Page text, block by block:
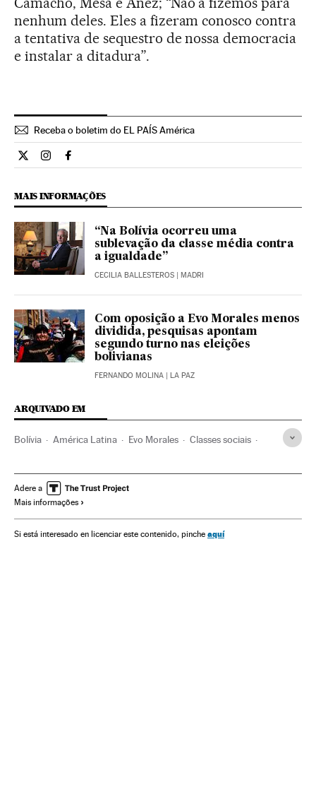
nenhum deles. Eles a fizeram conosco contra
a tentativa de sequestro de nossa democracia
e instalar a ditadura”.
Receba o boletim do EL PAÍS América
Internacional El País Brasil en Twitter
Internacional El País Brasil en Instagram
Internacional El País Brasil en Facebook
MAIS INFORMAÇÕES
“Na Bolívia ocorreu uma
sublevação da classe média contra
a igualdade”
CECILIA BALLESTEROS | MADRI
Com oposição a Evo Morales menos
dividida, pesquisas apontam
segundo turno nas eleições
bolivianas
FERNANDO MOLINA | LA PAZ
ARQUIVADO EM
Bolívia América Latina Evo Morales Classes sociais
Eleições Bolívia América
Luis Fernando Camacho
Adere a
Mais informações
Si está interesado en licenciar este contenido, pinche aquí